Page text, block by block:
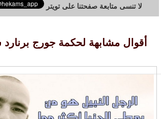
لا تنسى متابعة صفحتنا على تويتر
أقوال مشابهة لحكمة جورج